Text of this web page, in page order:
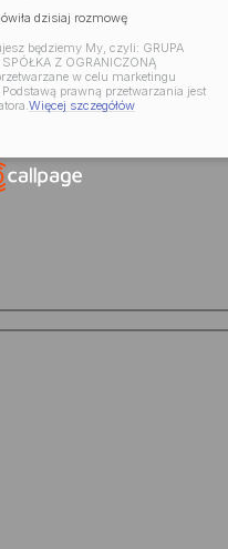
dzisiaj rozmowę
będziemy My, czyli: GRUPA
Z OGRANICZONĄ
w celu marketingu
prawną przetwarzania jest
Więcej szczegółów